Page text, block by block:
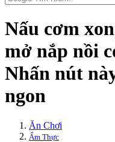
Nấu cơm
mở nắp nồi
Nhấn nút
ngon
Ăn Chơi
Ẩm Thực